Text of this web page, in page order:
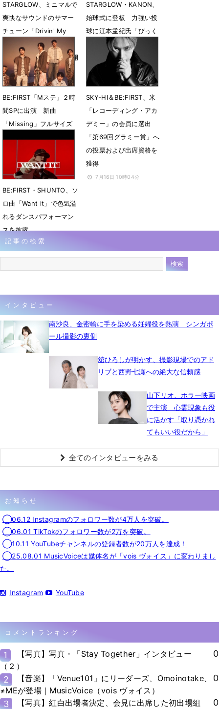
STARGLOW、ミニマルで
爽快なサウンドのサマー
チューン「Drivin' My
Life」ティザー映像第２
弾公開 MVプレミア公開
決定
7月19日 21時01分
STARGLOW・KANON、
始球式に登板 力強い投
球に江本孟紀氏「びっく
りです」
7月18日 19時07分
BE:FIRST「Mステ」２時
間SPに出演 新曲
「Missing」フルサイズ
7月18日 11時08分
SKY-HI＆BE:FIRST、米
「レコーディング・アカ
デミー」の会員に選出
「第69回グラミー賞」へ
の投票および出席資格を
獲得
7月16日 10時04分
BE:FIRST・SHUNTO、ソ
ロ曲「Want it」で色気溢
れるダンスパフォーマン
スを披露
7月14日 21時08分
記事の検索
インタビュー
南沙良、金密輸に手を染める妊婦役を熱演 シンガポ
ール撮影の裏側
舘ひろしが明かす、撮影現場でのアド
リブと西野七瀬への絶大な信頼感
山下リオ、ホラー映画
で主演 心霊現象も役
に活かす「取り憑かれ
てもいい役だから」
全てのインタビューをみる
お知らせ
◯06.12 Instagramのフォロワー数が4万人を突破。
◯06.01 TikTokのフォロワー数が2万を突破。
◯10.11 YouTubeチャンネルの登録者数が20万人を達成！
◯25.08.01 MusicVoiceは媒体名が「vois ヴォイス」に変わりまし
た。
Instagram YouTube
コメントランキング
1
【写真】写真・「Stay Together」インタビュー
（２）
0
2
【音楽】「Venue101」にリーダーズ、Omoinotake、
≠MEが登場｜MusicVoice（vois ヴォイス）
0
3 【写真】紅白出場者決定、会見に出席した初出場組 0